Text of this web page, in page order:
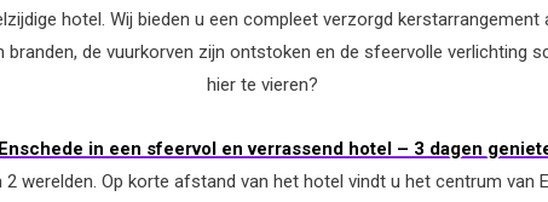
hotel. Wij bieden u een compleet verzorgd
de vuurkorven zijn ontstoken en de sfeervolle verlichting
hier te vieren?
in een sfeervol en verrassend hotel – 3 dagen
werelden. Op korte afstand van het hotel vindt u het centrum van